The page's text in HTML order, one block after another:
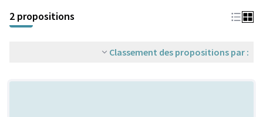
2 propositions
Classement des propositions par :